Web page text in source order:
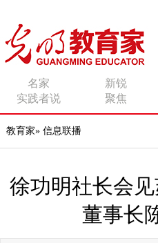
名家 新锐
实践者说
聚焦
教育家» 信息联播
徐功明社长会
董事长